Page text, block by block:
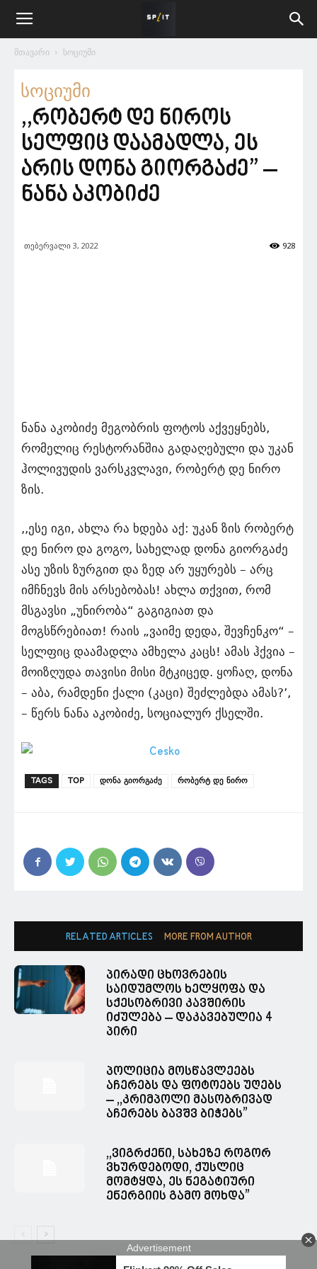
მთავარი სოციუმი
სოციუმი
,,რობერტ დე ნიროს
სელფიც დაამადლა, ეს
არის დონა გიორგაძე” –
ნანა აკობიძე
თებერვალი 3, 2022 928
ნანა აკობიძე მეგობრის ფოტოს აქვეყნებს,
რომელიც რესტორანშია გადაღებული და უკან
ჰოლივუდის ვარსკვლავი, რობერტ დე ნირო
ზის.
,,ესე იგი, ახლა რა ხდება აქ: უკან ზის რობერტ
დე ნირო და გოგო, სახელად დონა გიორგაძე
ასე უზის ზურგით და ზედ არ უყურებს – არც
იმჩნევს მის არსებობას! ახლა თქვით, რომ
მსგავსი „უნირობა“ გაგიგიათ და
მოგსწრებიათ! რაის „ვაიმე დედა, შევჩენკო“ –
სელფიც დაამადლა ამხელა კაცს! ამას ჰქვია –
მოიზღუდა თავისი მისი მტკიცედ. ყოჩაღ, დონა
– აბა, რამდენი ქალი (კაცი) შეძლებდა ამას?’,
– წერს ნანა აკობიძე, სოციალურ ქსელში.
TAGS TOP დონა გიორგაძე რობერტ დე ნირო
RELATED ARTICLES MORE FROM AUTHOR
პირადი ცხოვრების
საიდუმლოს ხელყოფა და
სქესობრივი კავშირის
იძულება – დაკავებულია 4
პირი
პოლიცია მოსწავლეებს
აჩერებს და ფოტოებს უღებს
– ,,კრიმპოლი მასობრივად
აჩერებს ბავშვ ბიჭებს”
,,ვიგრძენი, სახეზე როგორ
ვხურდებოდი, ქუსლიც
მომტყდა, ეს ნეგატიური
ენერგიის გამო მოხდა”